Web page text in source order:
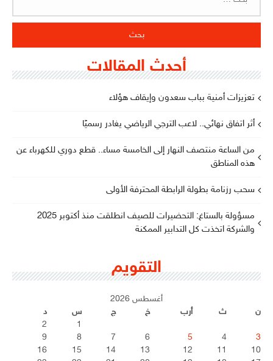
أحدث المقالات
تعزيزات أمنية بباب سعدون وإيقاف هؤلاء
أثر اتفاق نهائي.. لاعب الترجي الرياضي يغادر رسميًا
من الساعة منتصف النهار إلى الخامسة مساء.. قطع دوري للكهرباء عن
هذه المناطق
سحب رزنامة بطولة الرابطة المحترفة الأولى
مسؤولة بالستاغ: التحضيرات للصيف انطلقت منذ أكتوبر 2025
والشركة اتخذت كل التدابير الممكنة
التقويم
أغسطس 2026
ن
ث أرب خ ج س
د
1
2
3
4
5
6
7
8
9
10
11
12
13
14
15
16